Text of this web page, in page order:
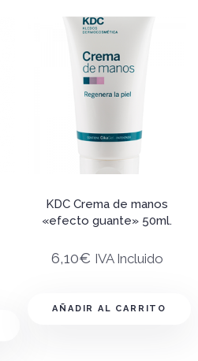
KDC Crema de manos
«efecto guante» 50ml.
6,10€ IVA Incluido
AÑADIR AL CARRITO